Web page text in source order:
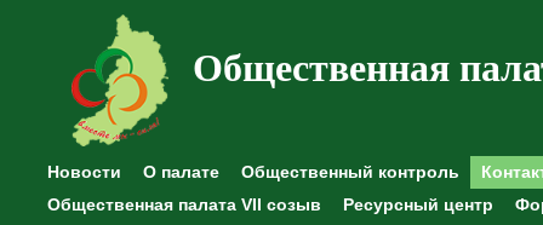
Общественная
Новости О палате Общественный контроль
Общественная палата VII созыв
Ресурсный центр